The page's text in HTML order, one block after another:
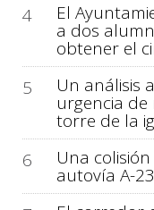
4
El
a dos
obtener el
5
Un análisis
urgencia
torre de la
6
Una
autovía A-